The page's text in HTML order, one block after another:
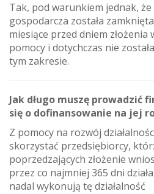
Tak, pod warunkiem jednak, że
gospodarcza została
miesiące przed dniem
pomocy i dotychczas nie
tym zakresie.
Jak długo muszę prowadzić
się o dofinansowanie na jej
Z pomocy na rozwój
skorzystać przedsiębiorcy,
poprzedzających złożenie
przez co najmniej 365 dni
nadal wykonują tę działalność